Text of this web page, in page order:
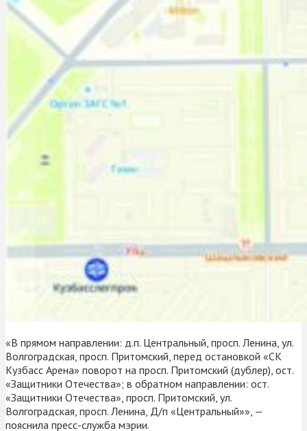
«В прямом направлении: д.п. Центральный, просп. Ленина, ул.
Волгоградская, просп. Притомский, перед остановкой «СК
Кузбасс Арена» поворот на просп. Притомский (дублер), ост.
«Защитники Отечества»; в обратном направлении: ост.
«Защитники Отечества», просп. Притомский, ул.
Волгоградская, просп. Ленина, Д/п «Центральный»», —
пояснила пресс-служба мэрии.